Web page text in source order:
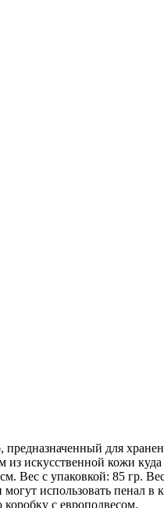
для
искусственной кожи
Вес с упаковкой: 85 гр.
использовать пенал
с европодвесом.